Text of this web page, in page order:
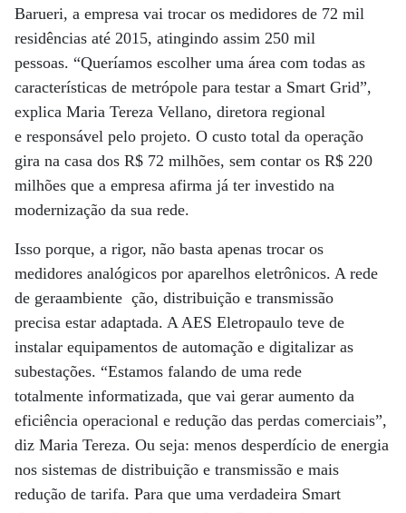
Barueri, a empresa vai trocar os medidores de 72 mil
residências até 2015, atingindo assim 250 mil
pessoas. “Queríamos escolher uma área com todas as
características de metrópole para testar a Smart Grid”,
explica Maria Tereza Vellano, diretora regional
e responsável pelo projeto. O custo total da operação
gira na casa dos R$ 72 milhões, sem contar os R$ 220
milhões que a empresa afirma já ter investido na
modernização da sua rede.
Isso porque, a rigor, não basta apenas trocar os
medidores analógicos por aparelhos eletrônicos. A rede
de geraambiente ção, distribuição e transmissão
precisa estar adaptada. A AES Eletropaulo teve de
instalar equipamentos de automação e digitalizar as
subestações. “Estamos falando de uma rede
totalmente informatizada, que vai gerar aumento da
eficiência operacional e redução das perdas comerciais”,
diz Maria Tereza. Ou seja: menos desperdício de energia
nos sistemas de distribuição e transmissão e mais
redução de tarifa. Para que uma verdadeira Smart